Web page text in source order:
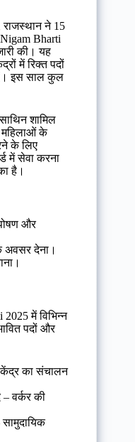
राजस्थान ने 15
Nigam Bharti
की। यह
में रिक्त पदों
इस साल कुल
शामिल
महिलाओं के
के लिए
में सेवा करना
है।
और
अवसर देना।
में विभिन्न
पदों और
का संचालन
वर्कर की